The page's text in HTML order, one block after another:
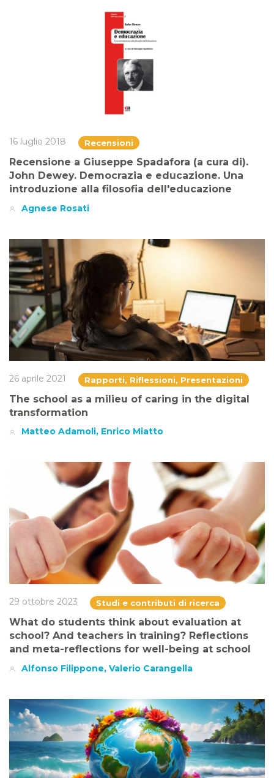
16 luglio 2018 Recensioni
Recensione a Giuseppe Spadafora (a cura di).
John Dewey. Democrazia e educazione. Una
introduzione alla filosofia dell'educazione
Agnese Rosati
26 aprile 2021 Rapporti, Riflessioni, Presentazioni
The school as a milieu of caring in the digital
transformation
Matteo Adamoli, Enrico Miatto
29 ottobre 2023 Studi e contributi di ricerca
What do students think about evaluation at
school? And teachers in training? Reflections
and meta-reflections for well-being at school
Alfonso Filippone, Valerio Carangella